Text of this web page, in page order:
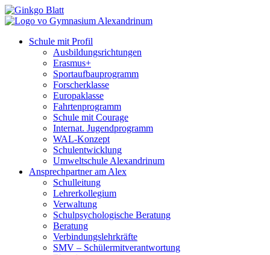
Schule mit Profil
Ausbildungsrichtungen
Erasmus+
Sportaufbauprogramm
Forscherklasse
Europaklasse
Fahrtenprogramm
Schule mit Courage
Internat. Jugendprogramm
WAL-Konzept
Schulentwicklung
Umweltschule Alexandrinum
Ansprechpartner am Alex
Schulleitung
Lehrerkollegium
Verwaltung
Schulpsychologische Beratung
Beratung
Verbindungslehrkräfte
SMV – Schülermitverantwortung